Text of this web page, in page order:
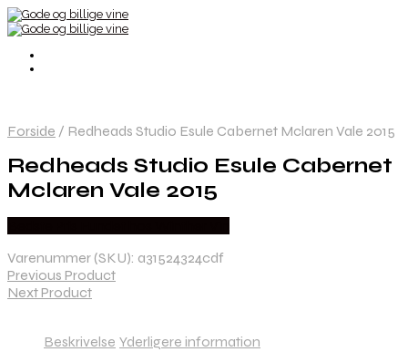
Forside / Redheads Studio Esule Cabernet Mclaren Vale 2015
Redheads Studio Esule Cabernet
Mclaren Vale 2015
Varenummer (SKU): a31524324cdf
Previous Product
Next Product
Beskrivelse Yderligere information